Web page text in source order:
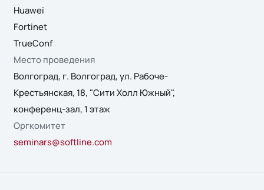
Huawei
Fortinet
TrueConf
Место проведения
Волгоград, г. Волгоград, ул. Рабоче-
Крестьянская, 18, "Сити Холл Южный",
конференц-зал, 1 этаж
Оргкомитет
seminars@softline.com